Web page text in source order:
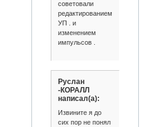
советовали
редактированием
УП . и
изменением
импульсов .
Руслан
-КОРАЛЛ
написал(а):
Извините я до
сих пор не понял